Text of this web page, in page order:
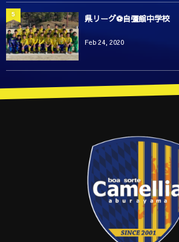
県リーグ⚽️自彊館中学校
Feb 24, 2020
5